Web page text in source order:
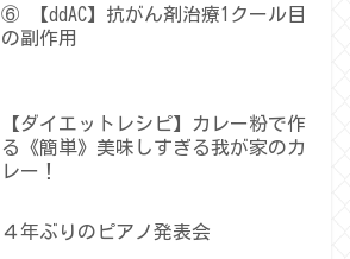
⑥ 【ddAC】抗がん剤治療1クール目
の副作用
【ダイエットレシピ】カレー粉で作
る《簡単》美味しすぎる我が家のカ
レー！
４年ぶりのピアノ発表会